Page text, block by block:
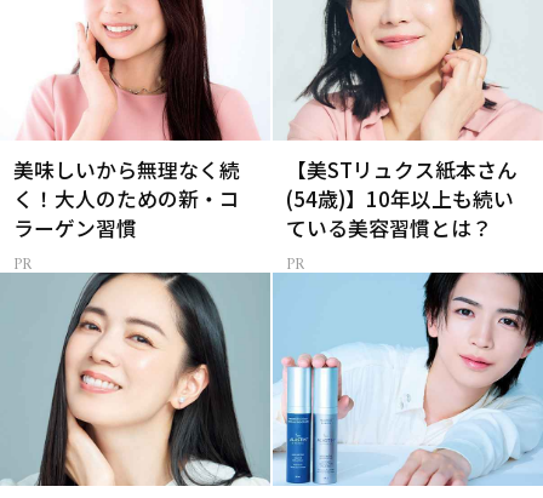
美味しいから無理なく続
く！大人のための新・コ
ラーゲン習慣
【美STリュクス紙本さん
(54歳)】10年以上も続い
ている美容習慣とは？